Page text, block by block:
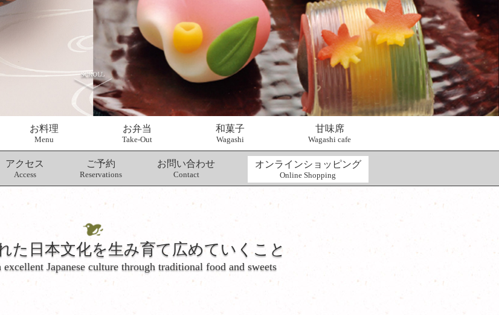
お料理
Menu
お弁当
Take-Out
和菓子
Wagashi
甘味席
Wagashi cafe
アクセス
Access
ご予約
Reservations
お問い合わせ
Contact
オンラインショッピング
Online Shopping
た日本文化を生み育て広めていくこと
Japanese culture through traditional food and sweets